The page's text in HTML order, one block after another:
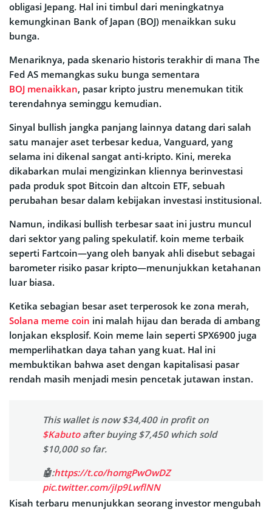
obligasi Jepang. Hal ini timbul dari meningkatnya
kemungkinan Bank of Japan (BOJ) menaikkan suku
bunga.
Menariknya, pada skenario historis terakhir di mana The
Fed AS memangkas suku bunga sementara
BOJ menaikkan, pasar kripto justru menemukan titik
terendahnya seminggu kemudian.
Sinyal bullish jangka panjang lainnya datang dari salah
satu manajer aset terbesar kedua, Vanguard, yang
selama ini dikenal sangat anti-kripto. Kini, mereka
dikabarkan mulai mengizinkan kliennya berinvestasi
pada produk spot Bitcoin dan altcoin ETF, sebuah
perubahan besar dalam kebijakan investasi institusional.
Namun, indikasi bullish terbesar saat ini justru muncul
dari sektor yang paling spekulatif. koin meme terbaik
seperti Fartcoin—yang oleh banyak ahli disebut sebagai
barometer risiko pasar kripto—menunjukkan ketahanan
luar biasa.
Ketika sebagian besar aset terperosok ke zona merah,
Solana meme coin ini malah hijau dan berada di ambang
lonjakan eksplosif. Koin meme lain seperti SPX6900 juga
memperlihatkan daya tahan yang kuat. Hal ini
membuktikan bahwa aset dengan kapitalisasi pasar
rendah masih menjadi mesin pencetak jutawan instan.
This wallet is now $34,400 in profit on
$Kabutoafter buying $7,450 which sold
$10,000 so far.
🤖:https://t.co/homgPwOwDZ
pic.twitter.com/jIp9LwflNN
Kisah terbaru menunjukkan seorang investor mengubah